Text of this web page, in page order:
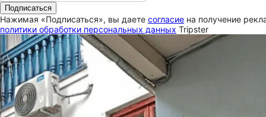
Подписаться
Нажимая «Подписаться», вы даете согласие на получение
политики обработки персональных данных Tripster